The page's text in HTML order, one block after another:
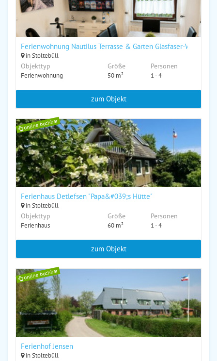
Ferienwohnung Nautilus Terrasse & Garten Glasfaser-WLAN
in Stoltebüll
Objekttyp
Ferienwohnung
Größe
50 m²
Personen
1 - 4
zum Objekt
online buchbar
Ferienhaus Detlefsen "Papa&#039;s Hütte"
in Stoltebüll
Objekttyp
Ferienhaus
Größe
60 m²
Personen
1 - 4
zum Objekt
online buchbar
Ferienhof Jensen
in Stoltebüll